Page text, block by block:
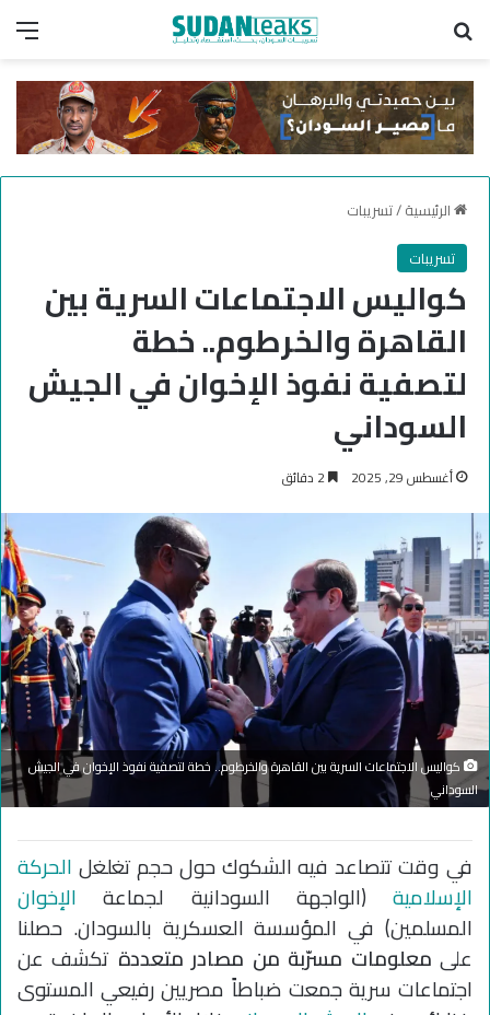
الرئيسية/تسريبات
تسريبات
كواليس الاجتماعات السرية بين
القاهرة والخرطوم.. خطة
لتصفية نفوذ الإخوان في الجيش
السوداني
أغسطس 29, 2025
كواليس الاجتماعات السرية بين القاهرة والخرطوم.. خطة لتصفية نفوذ الإخوان في الجيش
السوداني
في وقت تتصاعد فيه الشكوك حول حجم تغلغل الحركة
الإسلامية (الواجهة السودانية لجماعةالإخوان
المسلمين) في المؤسسة العسكرية بالسودان. حصلنا
على معلومات مسرّبة من مصادر متعددة تكشف عن
اجتماعات سرية جمعت ضباطاً مصريين رفيعي المستوى